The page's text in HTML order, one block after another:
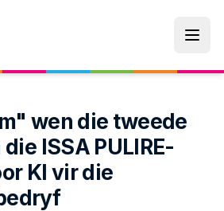
wen die tweede
ISSA PULIRE-
KI vir die